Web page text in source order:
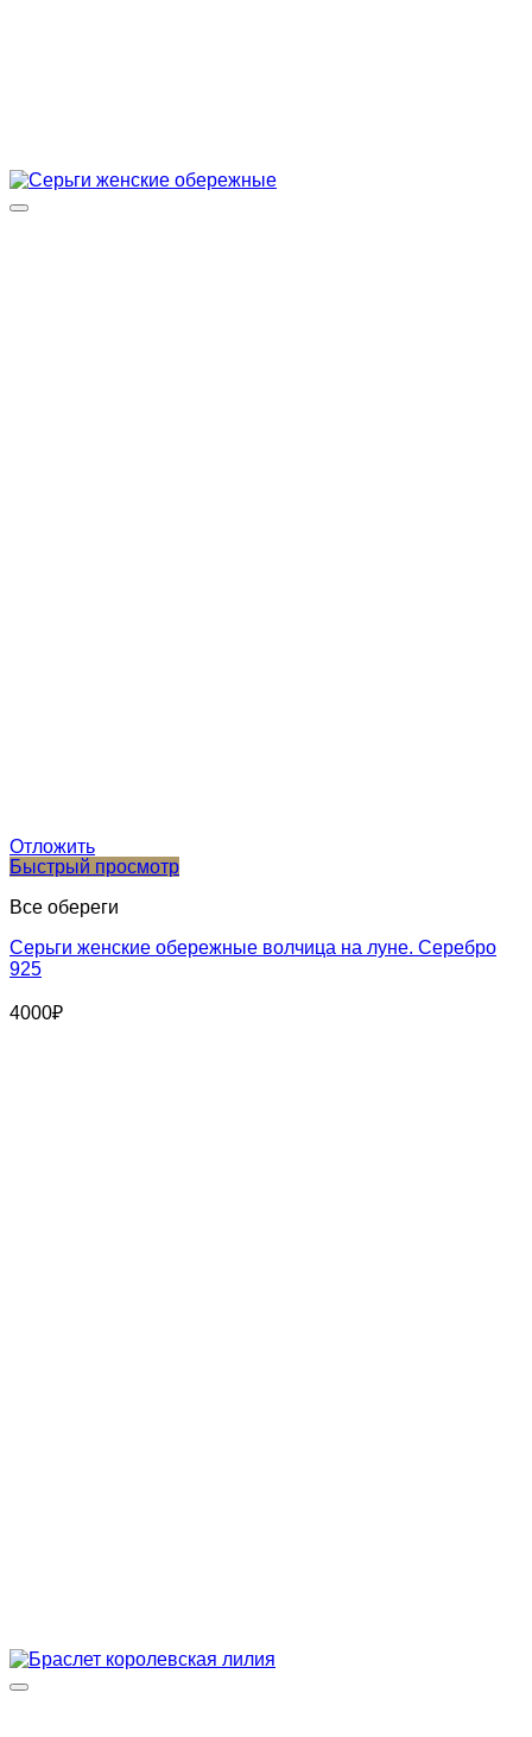
Отложить
Быстрый просмотр
Все обереги
Серьги женские обережные волчица на луне. Серебро
925
4000₽